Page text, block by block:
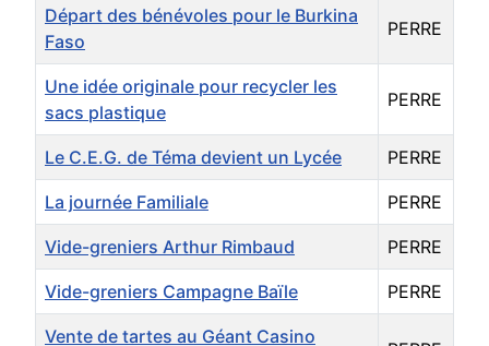
Départ des bénévoles pour le Burkina
Faso
PERRE
Une idée originale pour recycler les
sacs plastique
PERRE
Le C.E.G. de Téma devient un Lycée PERRE
La journée Familiale PERRE
Vide-greniers Arthur Rimbaud PERRE
Vide-greniers Campagne Baïle PERRE
Vente de tartes au Géant Casino